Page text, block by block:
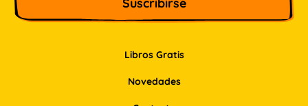
Libros Gratis
Novedades